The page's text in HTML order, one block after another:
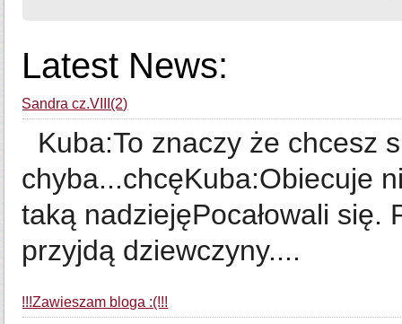
Latest News:
Sandra cz.VIII(2)
Kuba:To znaczy że chcesz
chyba...chcęKuba:Obiecuje
taką nadziejęPocałowali się.
przyjdą dziewczyny....
!!!Zawieszam bloga :(!!!